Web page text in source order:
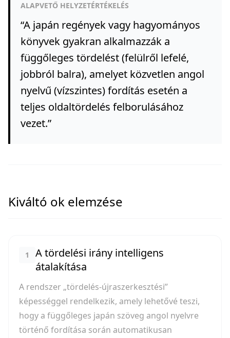
ALAPVETŐ HELYZETÉRTÉKELÉS
“A japán regények vagy hagyományos
könyvek gyakran alkalmazzák a
függőleges tördelést (felülről lefelé,
jobbról balra), amelyet közvetlen angol
nyelvű (vízszintes) fordítás esetén a
teljes oldaltördelés felborulásához
vezet.”
Kiváltó ok elemzése
1
A tördelési irány intelligens
átalakítása
A rendszer „tördelés-újraszerkesztési”
képességgel rendelkezik, amely lehetővé teszi,
hogy a függőleges japán szöveg angol nyelvre
történő fordítása során automatikusan